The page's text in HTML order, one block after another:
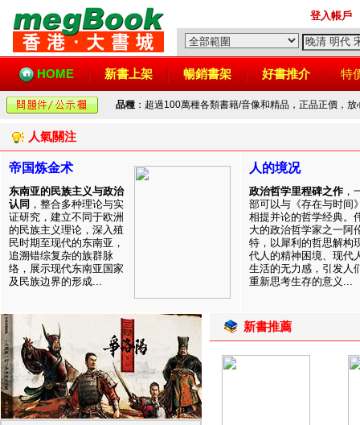
登入帳戶
HOME 新書上架 暢銷書架 好書推介 特
品種 ：超過100萬種各類書籍/音像和精品，正品正價，
人氣關注
帝国炼金术
东南亚的民族主义与政治
认同 ，整合多种理论与实
证研究，建立不同于欧洲
的民族主义理论，深入殖
民时期至现代的东南亚，
追溯错综复杂的族群脉
络，展示现代东南亚国家
及民族边界的形成...
人的境况
政治哲学里程碑之作 ，
部可以与《存在与时间
相提并论的哲学经典。
大的政治哲学家之一阿
特，以犀利的哲思解构
代人的精神困境、现代
生活的无力感，引发人
重新思考生存的意义...
新書推薦